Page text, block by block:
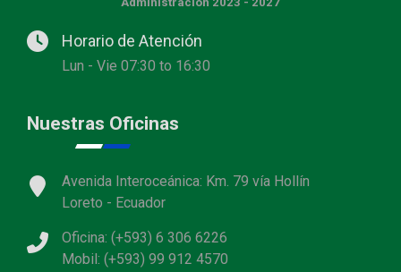
Horario de Atención
Lun - Vie 07:30 to 16:30
Nuestras Oficinas
Avenida Interoceánica: Km. 79 vía Hollín
Loreto - Ecuador
Oficina: (+593) 6 306 6226
Mobil: (+593) 99 912 4570